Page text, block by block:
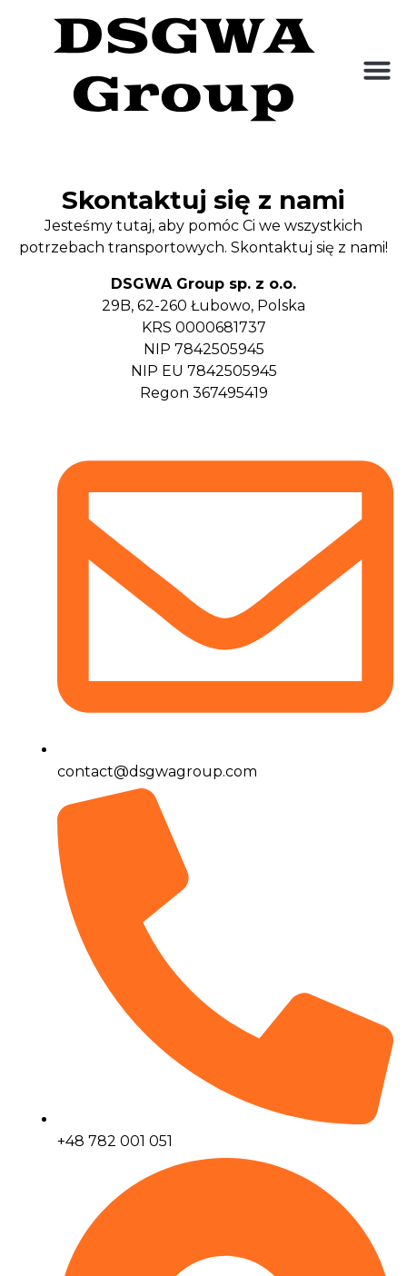
Skontaktuj się z nami
Jesteśmy tutaj, aby pomóc Ci we wszystkich
potrzebach transportowych. Skontaktuj się z nami!
DSGWA Group sp. z o.o.
29B, 62-260 Łubowo, Polska
KRS 0000681737
NIP 7842505945
NIP EU 7842505945
Regon 367495419
contact@dsgwagroup.com
+48 782 001 051